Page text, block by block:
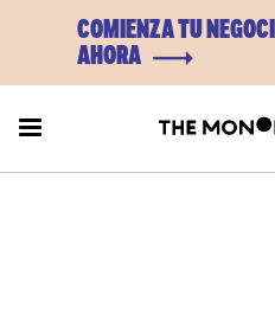
COMIENZA TU
AHORA